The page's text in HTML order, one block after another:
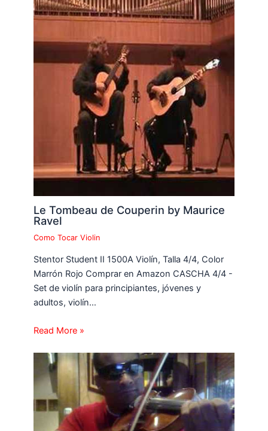
Le Tombeau de Couperin by Maurice
Ravel
Como Tocar Violin
Stentor Student II 1500A Violín, Talla 4/4, Color
Marrón Rojo Comprar en Amazon CASCHA 4/4 -
Set de violín para principiantes, jóvenes y
adultos, violín…
Read More »